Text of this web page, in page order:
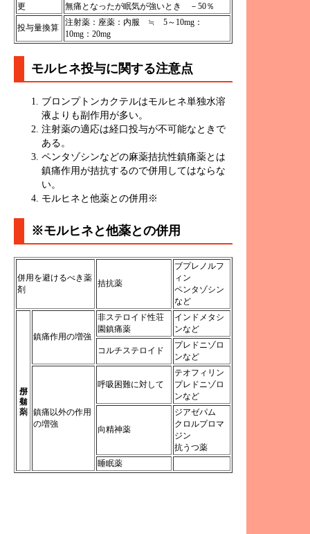
更
無痛となったが眠気が強いとき －50％
投与量換算
注射薬：座薬：内服 ≒ 5～10mg：
10mg：20mg
モルヒネ投与に関する注意点
ブロンプトンカクテルはモルヒネ単独水溶
液よりも副作用が多い。
注射薬の適応は経口投与が不可能なときで
ある。
ペンタゾシンなどの麻薬拮抗性鎮痛薬とは
鎮痛作用が拮抗するので併用してはならな
い。
モルヒネと他薬との併用※
※モルヒネと他薬との併用
併用を避けるべき薬
剤
拮抗薬
ブプレノルフ
ィン
ペンタゾシン
など
併用が有効な薬剤
鎮痛作用の増強
非ステロイド性荘
園鎮痛薬
インドメタシ
ンなど
コルチステロイド
プレドニゾロ
ンなど
鎮痛以外の作用
の増強
呼吸困難に対して
テオフィリン
プレドニゾロ
ンなど
向精神薬
ジアゼパム
クロルプロマ
ジン
抗うつ薬
睡眠薬